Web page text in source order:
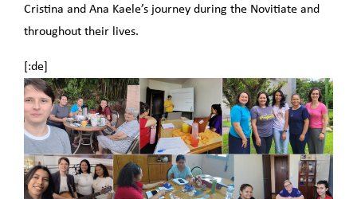
Cristina and Ana Kaele’s journey during the Novitiate and
throughout their lives.
[:de]